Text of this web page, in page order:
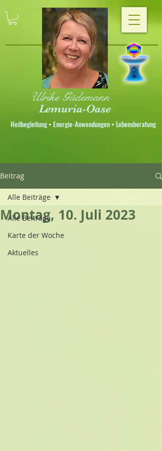
Lemuria-Oase
Ulrike Güdemann
Heilbegleitung • Energie-Anwendungen • Lebensberatung
Beitrag
Alle Beiträge
Karte der Woche
Aktuelles
Alle Beiträge
Montag, 10. Juli 2023